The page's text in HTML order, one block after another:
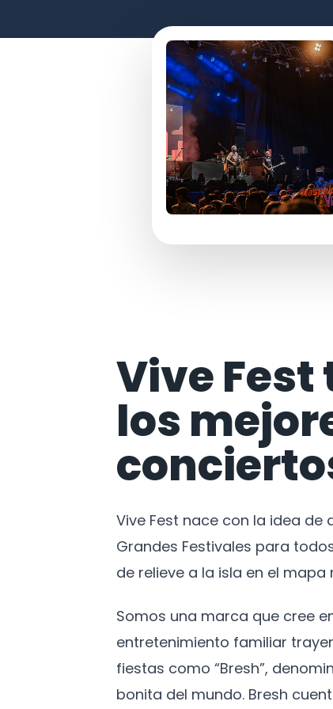
Vive Fest
los
Vive Fest nace con la idea
Grandes Festivales para
de relieve a la isla en el
Somos una marca que cree
entretenimiento familiar
fiestas como “Bresh”,
bonita del mundo. Bresh